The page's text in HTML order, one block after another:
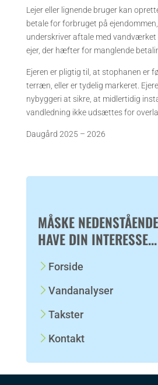
Lejer eller lignende bruger kan
betale for forbruget på
underskriver aftale med vandværket
ejer, der hæfter for manglende
Ejeren er pligtig til, at stophanen er
terræn, eller er tydelig markeret.
nybyggeri at sikre, at midlertidig
vandledning ikke udsættes for
Daugård 2025 – 2026
MÅSKE
HAVE DIN INTERESSE...
Forside
Vandanalyser
Takster
Kontakt